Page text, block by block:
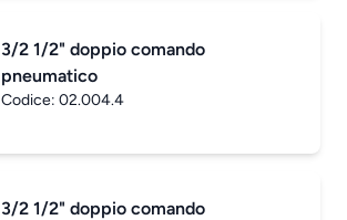
3/2 1/2" doppio comando
pneumatico
Codice: 02.004.4
3/2 1/2" doppio comando